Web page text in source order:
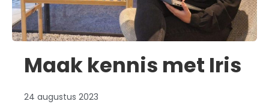
Maak kennis met Iris
24 augustus 2023